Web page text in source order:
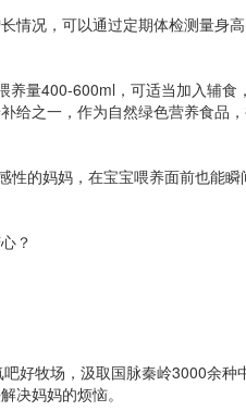
况，可以通过定期体检测量身
量400-600ml，可适当加入辅
之一，作为自然绿色营养食品，
的妈妈，在宝宝喂养面前也能
？
好牧场，汲取国脉秦岭3000余
决妈妈的烦恼。